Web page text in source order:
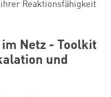
Reaktionsfähigkeit
Netz - Toolkit
und